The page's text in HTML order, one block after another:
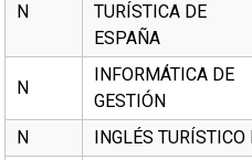
N
TURÍSTICA DE
ESPAÑA
N
INFORMÁTICA DE
GESTIÓN
N INGLÉS TURÍSTICO I